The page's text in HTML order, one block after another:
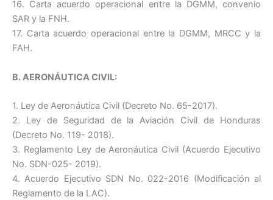
16. Carta acuerdo operacional entre la DGMM, convenio
SAR y la FNH.
17. Carta acuerdo operacional entre la DGMM, MRCC y la
FAH.
B. AERONÁUTICA CIVIL:
1. Ley de Aeronáutica Civil (Decreto No. 65-2017).
2. Ley de Seguridad de la Aviación Civil de Honduras
(Decreto No. 119- 2018).
3. Reglamento Ley de Aeronáutica Civil (Acuerdo Ejecutivo
No. SDN-025- 2019).
4. Acuerdo Ejecutivo SDN No. 022-2016 (Modificación al
Reglamento de la LAC).